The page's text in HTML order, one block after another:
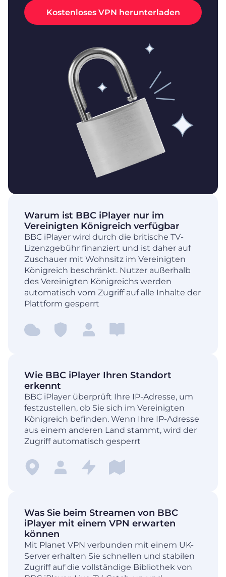
Kostenloses VPN herunterladen
Warum ist BBC iPlayer nur im
Vereinigten Königreich verfügbar
BBC iPlayer wird durch die britische TV-
Lizenzgebühr finanziert und ist daher auf
Zuschauer mit Wohnsitz im Vereinigten
Königreich beschränkt. Nutzer außerhalb
des Vereinigten Königreichs werden
automatisch vom Zugriff auf alle Inhalte der
Plattform gesperrt
Wie BBC iPlayer Ihren Standort
erkennt
BBC iPlayer überprüft Ihre IP-Adresse, um
festzustellen, ob Sie sich im Vereinigten
Königreich befinden. Wenn Ihre IP-Adresse
aus einem anderen Land stammt, wird der
Zugriff automatisch gesperrt
Was Sie beim Streamen von BBC
iPlayer mit einem VPN erwarten
können
Mit Planet VPN verbunden mit einem UK-
Server erhalten Sie schnellen und stabilen
Zugriff auf die vollständige Bibliothek von